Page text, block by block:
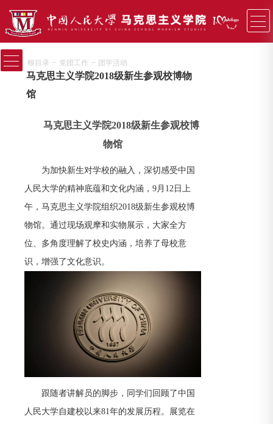
根目录 − 党团工作 − 团学活动
马克思主义学院2018级新生参观校博物
馆
马克思主义学院2018级新生参观校博
物馆
为加快新生对学校的融入，深切感受中国
人民大学的精神底蕴和文化内涵，9月12日上
午，马克思主义学院组织2018级新生参观校博
物馆。通过现场观摩和实物展示，大家全方
位、多角度理解了校史内涵，培养了母校意
识，增强了文化意识。
跟随者讲解员的脚步，同学们回顾了中国
人民大学自建校以来81年的发展历程。展览在